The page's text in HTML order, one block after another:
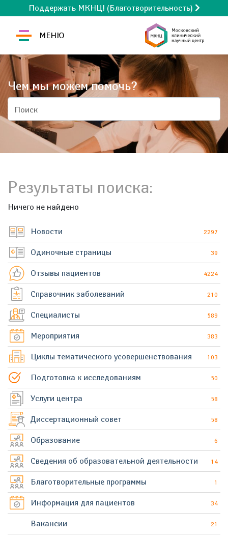
Поддержать МКНЦ! (Благотворительность)
МЕНЮ
Чем мы можем помочь?
Поиск
Результаты поиска:
Ничего не найдено
Новости 2297
Одиночные страницы 39
Отзывы пациентов 4224
Справочник заболеваний 210
Специалисты 589
Мероприятия 383
Циклы тематического усовершенствования 103
Подготовка к исследованиям 50
Услуги центра 58
Диссертационный совет 58
Образование 6
Сведения об образовательной деятельности 14
Благотворительные программы 1
Информация для пациентов 34
Вакансии 21